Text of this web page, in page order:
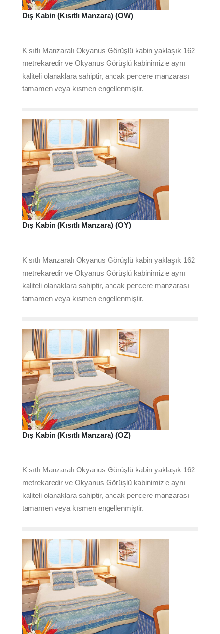
Dış Kabin (Kısıtlı Manzara) (OW)
Kısıtlı Manzaralı Okyanus Görüşlü kabin yaklaşık 162
metrekaredir ve Okyanus Görüşlü kabinimizle aynı
kaliteli olanaklara sahiptir, ancak pencere manzarası
tamamen veya kısmen engellenmiştir.
Dış Kabin (Kısıtlı Manzara) (OY)
Kısıtlı Manzaralı Okyanus Görüşlü kabin yaklaşık 162
metrekaredir ve Okyanus Görüşlü kabinimizle aynı
kaliteli olanaklara sahiptir, ancak pencere manzarası
tamamen veya kısmen engellenmiştir.
Dış Kabin (Kısıtlı Manzara) (OZ)
Kısıtlı Manzaralı Okyanus Görüşlü kabin yaklaşık 162
metrekaredir ve Okyanus Görüşlü kabinimizle aynı
kaliteli olanaklara sahiptir, ancak pencere manzarası
tamamen veya kısmen engellenmiştir.